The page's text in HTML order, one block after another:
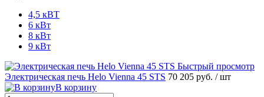
4,5 кВТ
6 кВт
8 кВт
9 кВт
Быстрый просмотр
Электрическая печь Helo Vienna 45 STS 70 205 руб. / шт
В корзину